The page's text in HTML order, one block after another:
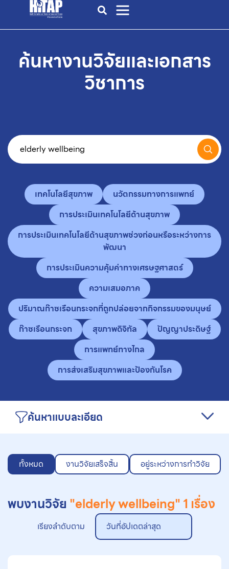
ค้นหางานวิจัยและเอกสาร
วิชาการ
เทคโนโลยีสุขภาพ
นวัตกรรมทางการแพทย์
การประเมินเทคโนโลยีด้านสุขภาพ
การประเมินเทคโนโลยีด้านสุขภาพช่วงก่อนหรือระหว่างการ
พัฒนา
การประเมินความคุ้มค่าทางเศรษฐศาสตร์
ความเสมอภาค
ปริมาณก๊าซเรือนกระจกที่ถูกปล่อยจากกิจกรรมของมนุษย์
ก๊าซเรือนกระจก
สุขภาพดิจิทัล
ปัญญาประดิษฐ์
การแพทย์ทางไกล
การส่งเสริมสุขภาพและป้องกันโรค
ค้นหาแบบละเอียด
ทั้งหมด งานวิจัยเสร็จสิ้น อยู่ระหว่างการทำวิจัย
พบงานวิจัย "elderly wellbeing"1 เรื่อง
เรียงลำดับตาม วันที่อัปเดตล่าสุด